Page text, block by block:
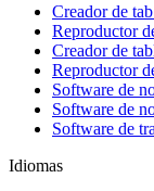
Creador de
Reproductor
Creador de
Reproductor
Software de
Software de
Software de
Idiomas